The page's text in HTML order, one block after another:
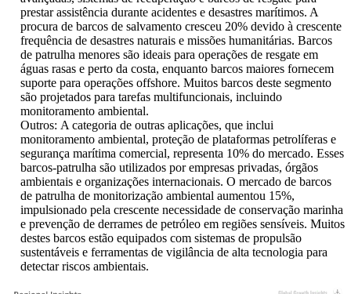
prestar assistência durante acidentes e desastres marítimos. A
procura de barcos de salvamento cresceu 20% devido à crescente
frequência de desastres naturais e missões humanitárias. Barcos
de patrulha menores são ideais para operações de resgate em
águas rasas e perto da costa, enquanto barcos maiores fornecem
suporte para operações offshore. Muitos barcos deste segmento
são projetados para tarefas multifuncionais, incluindo
monitoramento ambiental.
Outros: A categoria de outras aplicações, que inclui
monitoramento ambiental, proteção de plataformas petrolíferas e
segurança marítima comercial, representa 10% do mercado. Esses
barcos-patrulha são utilizados por empresas privadas, órgãos
ambientais e organizações internacionais. O mercado de barcos
de patrulha de monitorização ambiental aumentou 15%,
impulsionado pela crescente necessidade de conservação marinha
e prevenção de derrames de petróleo em regiões sensíveis. Muitos
destes barcos estão equipados com sistemas de propulsão
sustentáveis ​​e ferramentas de vigilância de alta tecnologia para
detectar riscos ambientais.